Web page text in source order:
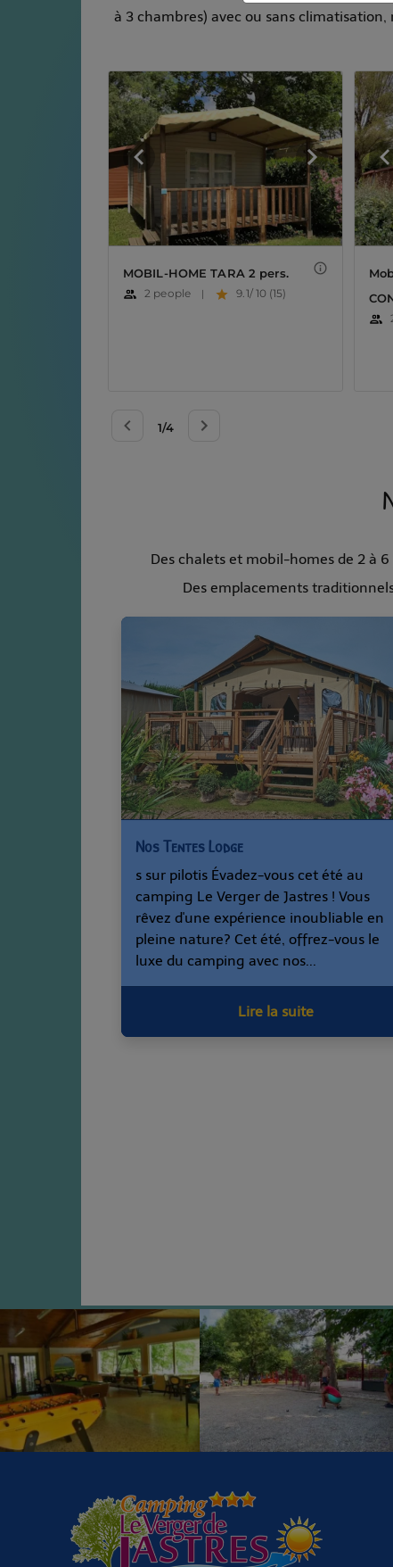
à 3 chambres) avec ou sans
Des chalets et mobil-homes de 2 à
Des emplacements
Nos Tentes Lodge
s sur pilotis Évadez-vous cet été au
camping Le Verger de Jastres ! Vous
rêvez d'une expérience inoubliable en
pleine nature? Cet été, offrez-vous le
luxe du camping avec nos...
Lire la suite